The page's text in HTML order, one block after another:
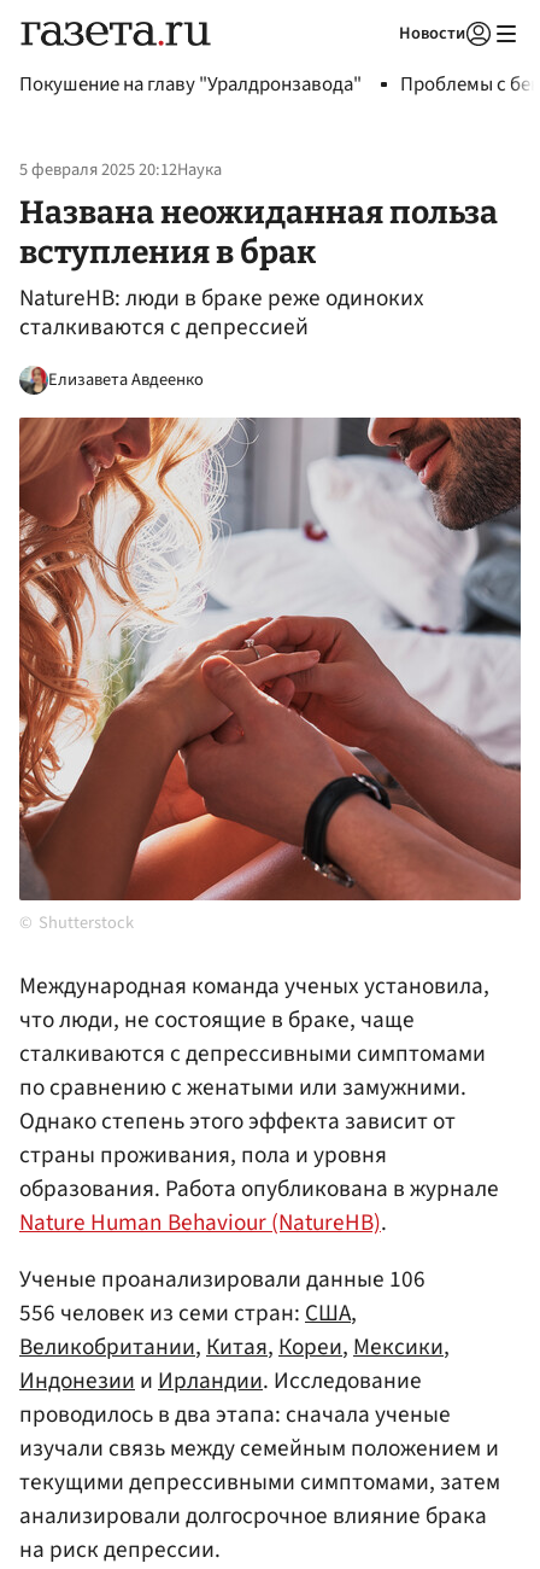
Новости
Покушение на главу "Уралдронзавода" Проблемы с
5 февраля 2025 20:12Наука
Названа неожиданная польза
вступления в брак
NatureHB: люди в браке реже одиноких
сталкиваются с депрессией
Елизавета Авдеенко
Shutterstock
Международная команда ученых установила,
что люди, не состоящие в браке, чаще
сталкиваются с депрессивными симптомами
по сравнению с женатыми или замужними.
Однако степень этого эффекта зависит от
страны проживания, пола и уровня
образования. Работа опубликована в журнале
Nature Human Behaviour (NatureHB).
Ученые проанализировали данные 106
556 человек из семи стран:США,
Великобритании,Китая,Кореи,Мексики,
ИндонезиииИрландии. Исследование
проводилось в два этапа: сначала ученые
изучали связь между семейным положением и
текущими депрессивными симптомами, затем
анализировали долгосрочное влияние брака
на риск депрессии.